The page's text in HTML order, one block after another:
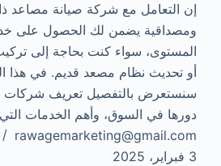
إن التعامل مع شركة صيانة مصاعد
ومصداقية يضمن لك الحصول على
المستوى، سواء كنت بحاجة إلى
أو تحديث نظام مصعد قديم. في هذا
سنستعرض بالتفصيل تعريف شركات
دورها في السوق، وأهم الخدمات
rawagemarketing@gmail.com
3 فبراير، 2025